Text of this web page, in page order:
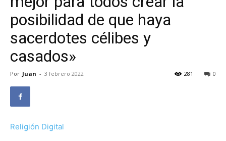
posibilidad de que haya
sacerdotes célibes y
casados»
Por Juan - 3 febrero 2022 0
281
Religión Digital